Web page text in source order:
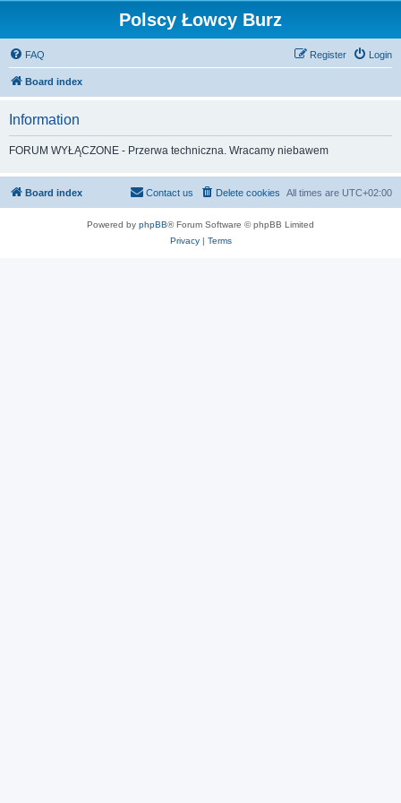
Polscy Łowcy Burz
FAQ Login
Register
Board index
Information
FORUM WYŁĄCZONE - Przerwa techniczna. Wracamy niebawem
Board index All times are UTC+02:00
Delete cookies
Contact us
Powered by phpBB® Forum Software © phpBB Limited
Privacy| Terms